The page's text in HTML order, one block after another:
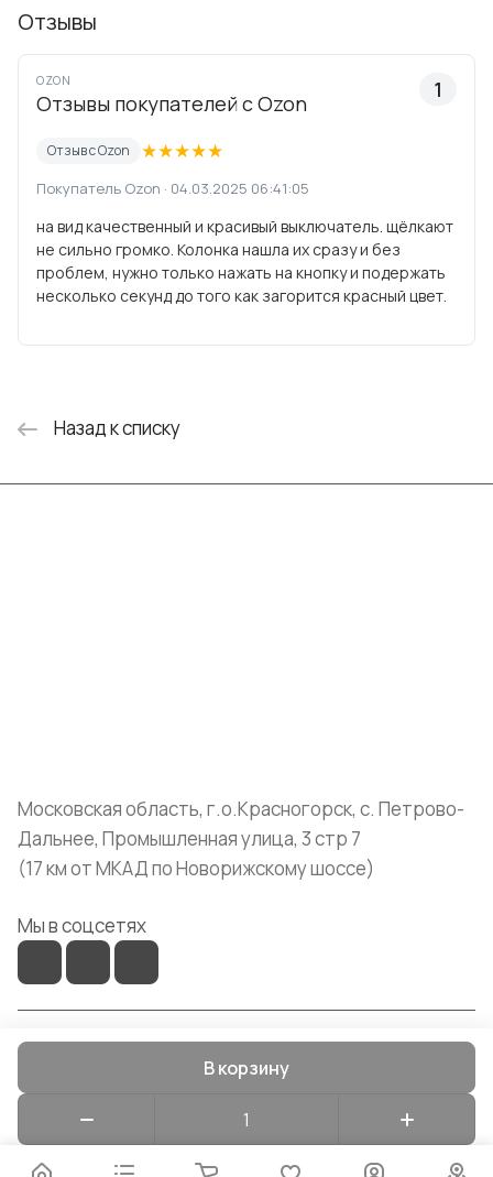
В корзину
Отзывы
OZON
Отзывы покупателей с Ozon
1
Отзыв с Ozon ★★★★★
Покупатель Ozon · 04.03.2025 06:41:05
на вид качественный и красивый выключатель. щёлкают
не сильно громко. Колонка нашла их сразу и без
проблем, нужно только нажать на кнопку и подержать
несколько секунд до того как загорится красный цвет.
Назад к списку
Московская область, г.о.Красногорск, с. Петрово-
Дальнее, Промышленная улица, 3 стр 7
(17 км от МКАД по Новорижскому шоссе)
Мы в соцсетях
Конфиденциальность Оферта